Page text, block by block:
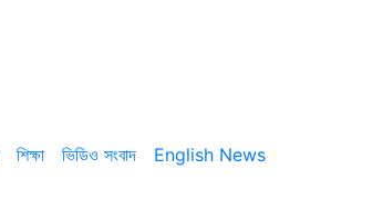
শিক্ষা ভিডিও সংবাদ English News